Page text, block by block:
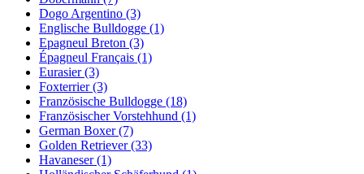
Dogo Argentino (3)
Englische Bulldogge (1)
Epagneul Breton (3)
Épagneul Français (1)
Eurasier(3)
Foxterrier(3)
Französische Bulldogge (18)
Französischer Vorstehhund (1)
German Boxer(7)
Golden Retriever(33)
Havaneser(1)